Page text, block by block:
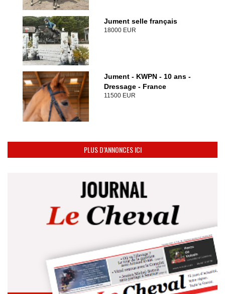
Jument selle français
18000 EUR
Jument - KWPN - 10 ans -
Dressage - France
11500 EUR
PLUS D’ANNONCES ICI